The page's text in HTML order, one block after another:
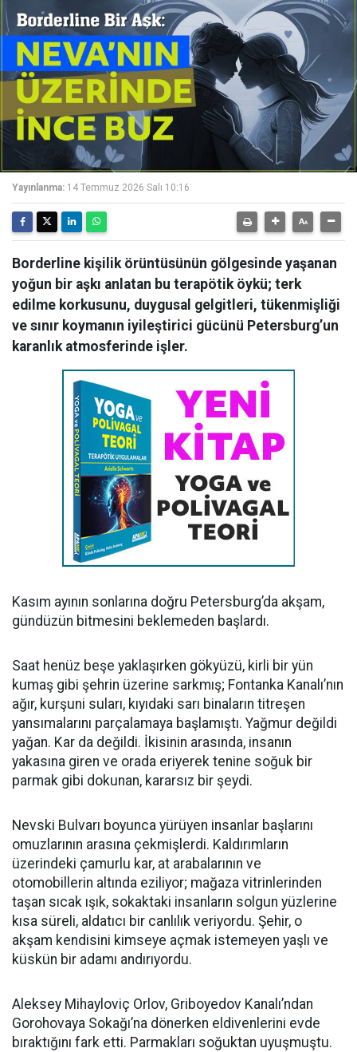
Yayınlanma: 14 Temmuz 2026 Salı 10:16
Borderline kişilik örüntüsünün gölgesinde yaşanan
yoğun bir aşkı anlatan bu terapötik öykü; terk
edilme korkusunu, duygusal gelgitleri, tükenmişliği
ve sınır koymanın iyileştirici gücünü Petersburg’un
karanlık atmosferinde işler.
Kasım ayının sonlarına doğru Petersburg’da akşam,
gündüzün bitmesini beklemeden başlardı.
Saat henüz beşe yaklaşırken gökyüzü, kirli bir yün
kumaş gibi şehrin üzerine sarkmış; Fontanka Kanalı’nın
ağır, kurşuni suları, kıyıdaki sarı binaların titreşen
yansımalarını parçalamaya başlamıştı. Yağmur değildi
yağan. Kar da değildi. İkisinin arasında, insanın
yakasına giren ve orada eriyerek tenine soğuk bir
parmak gibi dokunan, kararsız bir şeydi.
Nevski Bulvarı boyunca yürüyen insanlar başlarını
omuzlarının arasına çekmişlerdi. Kaldırımların
üzerindeki çamurlu kar, at arabalarının ve
otomobillerin altında eziliyor; mağaza vitrinlerinden
taşan sıcak ışık, sokaktaki insanların solgun yüzlerine
kısa süreli, aldatıcı bir canlılık veriyordu. Şehir, o
akşam kendisini kimseye açmak istemeyen yaşlı ve
küskün bir adamı andırıyordu.
Aleksey Mihayloviç Orlov, Griboyedov Kanalı’ndan
Gorohovaya Sokağı’na dönerken eldivenlerini evde
bıraktığını fark etti. Parmakları soğuktan uyuşmuştu.